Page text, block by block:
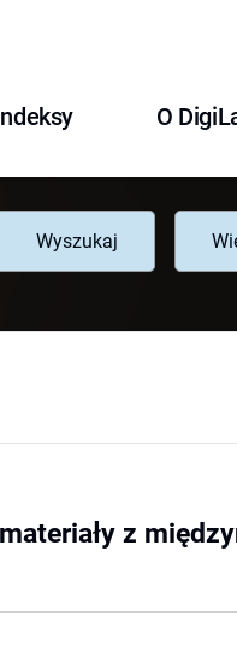
O
Wyszukaj
z